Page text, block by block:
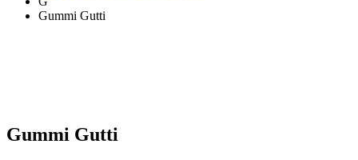
Gummi Gutti
Gummi Gutti